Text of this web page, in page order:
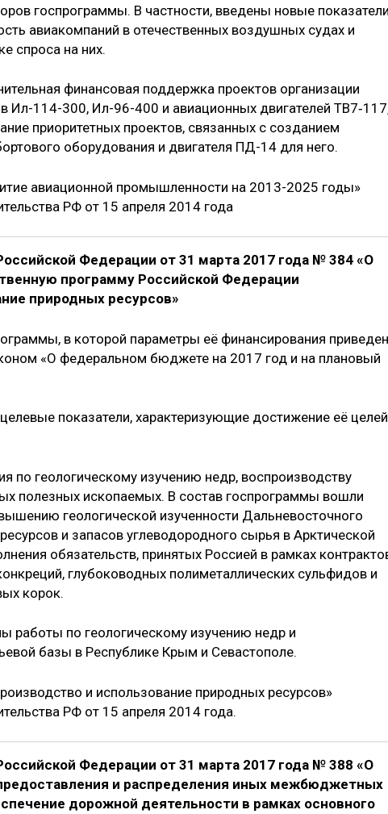
госпрограммы. В частности, введены новые
авиакомпаний в отечественных воздушных судах и
спроса на них.
финансовая поддержка проектов организации
Ил-114-300, Ил-96-400 и авиационных двигателей
приоритетных проектов, связанных с созданием
оборудования и двигателя ПД-14 для него.
авиационной промышленности на 2013-2025 годы»
РФ от 15 апреля 2014 года
Федерации от 31 марта 2017 года № 384 «О
программу Российской Федерации
природных ресурсов»
в которой параметры её финансирования
«О федеральном бюджете на 2017 год и на плановый
показатели, характеризующие достижение её
по геологическому изучению недр, воспроизводству
полезных ископаемых. В состав госпрограммы вошли
геологической изученности Дальневосточного
и запасов углеводородного сырья в Арктической
обязательств, принятых Россией в рамках
глубоководных полиметаллических сульфидов и
корок.
работы по геологическому изучению недр и
базы в Республике Крым и Севастополе.
и использование природных ресурсов»
РФ от 15 апреля 2014 года.
Федерации от 31 марта 2017 года № 388 «О
и распределения иных межбюджетных
дорожной деятельности в рамках основного